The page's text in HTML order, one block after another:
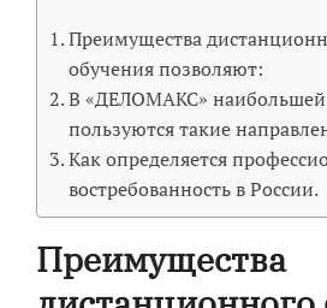
Преимущества
обучения позволяют:
В «ДЕЛОМАКС» наибольшей
пользуются такие
Как определяется
востребованность в России.
Преимущества